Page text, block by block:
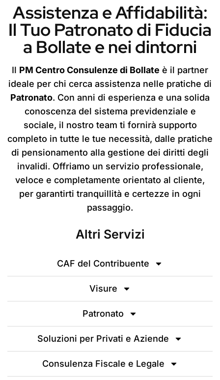
Assistenza e Affidabilità:
Il Tuo Patronato di Fiducia
a Bollate e nei dintorni
Il PM Centro Consulenze di Bollate è il partner
ideale per chi cerca assistenza nelle pratiche di
Patronato. Con anni di esperienza e una solida
conoscenza del sistema previdenziale e
sociale, il nostro team ti fornirà supporto
completo in tutte le tue necessità, dalle pratiche
di pensionamento alla gestione dei diritti degli
invalidi. Offriamo un servizio professionale,
veloce e completamente orientato al cliente,
per garantirti tranquillità e certezze in ogni
passaggio.
Altri Servizi
CAF del Contribuente
Visure
Patronato
Soluzioni per Privati e Aziende
Consulenza Fiscale e Legale